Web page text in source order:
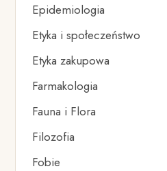
Epidemiologia
Etyka i społeczeństwo
Etyka zakupowa
Farmakologia
Fauna i Flora
Filozofia
Fobie